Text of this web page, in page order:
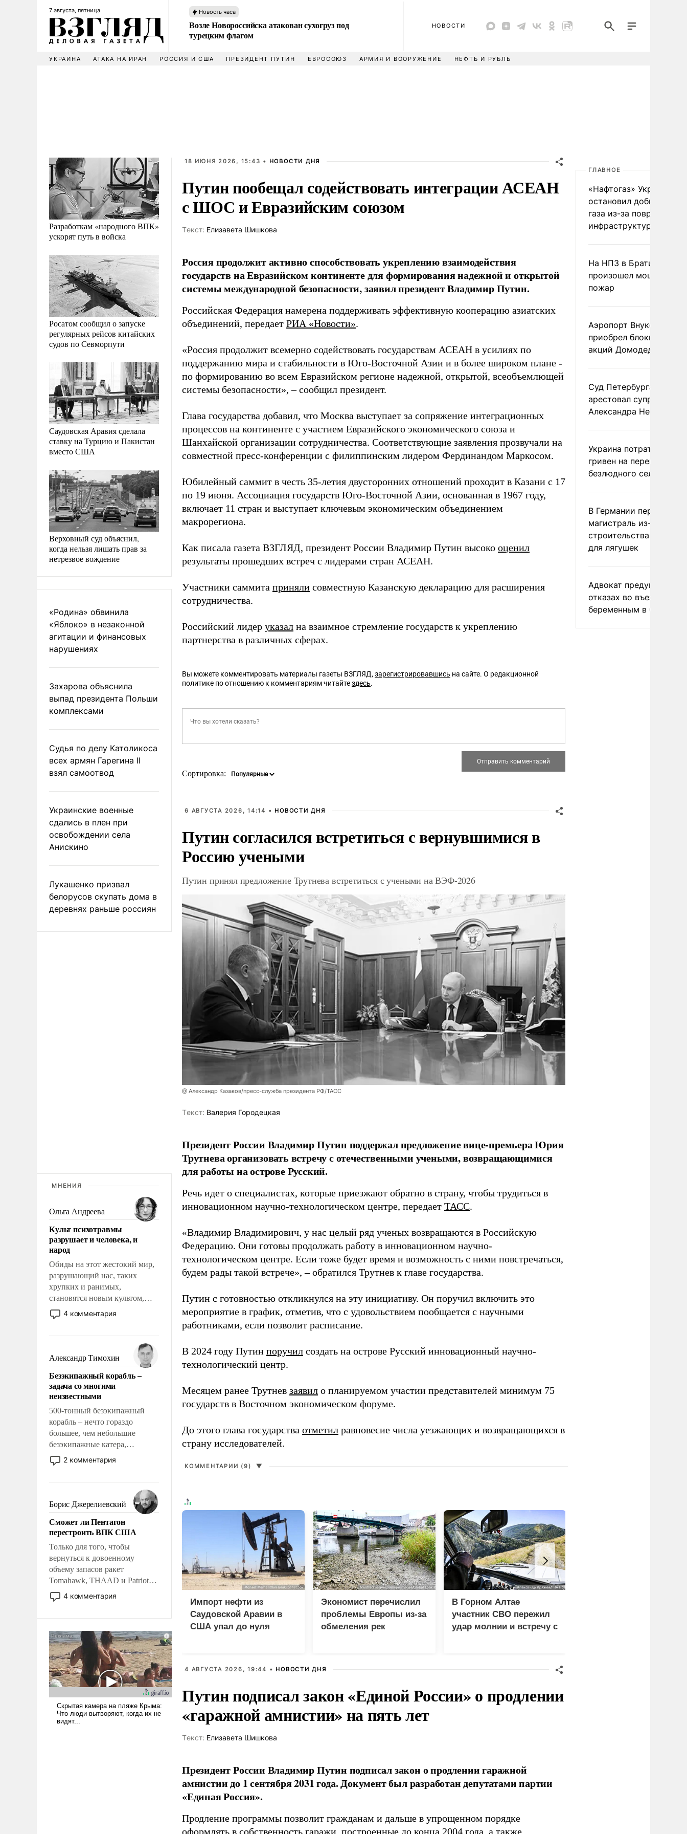
7 августа, пятница Новость часа
Возле Новороссийска атакован сухогруз под
турецким флагом
НОВОСТИ
УКРАИНА АТАКА НА ИРАН РОССИЯ И США ПРЕЗИДЕНТ ПУТИН ЕВРОСОЮЗ АРМИЯ И ВООРУЖЕНИЕ НЕФТЬ И РУБЛЬ
Разработкам «народного ВПК»
ускорят путь в войска
Росатом сообщил о запуске
регулярных рейсов китайских
судов по Севморпути
Саудовская Аравия сделала
ставку на Турцию и Пакистан
вместо США
Верховный суд объяснил,
когда нельзя лишать прав за
нетрезвое вождение
«Родина» обвинила
«Яблоко» в незаконной
агитации и финансовых
нарушениях
Захарова объяснила
выпад президента Польши
комплексами
Судья по делу Католикоса
всех армян Гарегина II
взял самоотвод
Украинские военные
сдались в плен при
освобождении села
Анискино
Лукашенко призвал
белорусов скупать дома в
деревнях раньше россиян
МНЕНИЯ
Ольга Андреева
Культ психотравмы
разрушает и человека, и
народ
Обиды на этот жестокий мир,
разрушающий нас, таких
хрупких и ранимых,
становятся новым культом,
постепенно вытесняя и
отменяя традиционное
мужественным и твердым под
ударами судьбы, брать на себя
ответственность, помогать
слабым, идти вперед и
адаптироваться.
4 комментария
Александр Тимохин
Безэкипажный корабль –
задача со многими
неизвестными
500-тонный безэкипажный
корабль – нечто гораздо
большее, чем небольшие
безэкипажные катера,
применение которых уже
стало обыденностью. Задача по
сложна и амбициозна. Однако
и ее реализация радикально
поднимет наши боевые
возможности.
2 комментария
Борис Джерелиевский
Сможет ли Пентагон
перестроить ВПК США
Только для того, чтобы
вернуться к довоенному
объему запасов ракет
Tomahawk, THAAD и Patriot
США потребуется более трех
лет. Даже небольшая война с
Сложившаяся ситуация
означает многолетний период
уязвимости США, например,
перед Китаем.
4 комментария
18 ИЮНЯ 2026, 15:43 • НОВОСТИ ДНЯ
Путин пообещал содействовать интеграции АСЕАН
с ШОС и Евразийским союзом
Tекст: Елизавета Шишкова
Россия продолжит активно способствовать укреплению взаимодействия
государств на Евразийском континенте для формирования надежной и открытой
системы международной безопасности, заявил президент Владимир Путин.
Российская Федерация намерена поддерживать эффективную кооперацию азиатских
объединений, передает РИА «Новости».
«Россия продолжит всемерно содействовать государствам АСЕАН в усилиях по
поддержанию мира и стабильности в Юго-Восточной Азии и в более широком плане -
по формированию во всем Евразийском регионе надежной, открытой, всеобъемлющей
системы безопасности», – сообщил президент.
Глава государства добавил, что Москва выступает за сопряжение интеграционных
процессов на континенте с участием Евразийского экономического союза и
Шанхайской организации сотрудничества. Соответствующие заявления прозвучали на
совместной пресс-конференции с филиппинским лидером Фердинандом Маркосом.
Юбилейный саммит в честь 35-летия двусторонних отношений проходит в Казани с 17
по 19 июня. Ассоциация государств Юго-Восточной Азии, основанная в 1967 году,
включает 11 стран и выступает ключевым экономическим объединением
макрорегиона.
Как писала газета ВЗГЛЯД, президент России Владимир Путин высоко оценил
результаты прошедших встреч с лидерами стран АСЕАН.
Участники саммита приняли совместную Казанскую декларацию для расширения
сотрудничества.
Российский лидер указал на взаимное стремление государств к укреплению
партнерства в различных сферах.
Вы можете комментировать материалы газеты ВЗГЛЯД, зарегистрировавшись на сайте. О редакционной
политике по отношению к комментариям читайтездесь.
Сортировка:
6 АВГУСТА 2026, 14:14 • НОВОСТИ ДНЯ
Путин согласился встретиться с вернувшимися в
Россию учеными
Путин принял предложение Трутнева встретиться с учеными на ВЭФ-2026
@ Александр Казаков/пресс-служба президента РФ/ТАСС
Tекст: Валерия Городецкая
Президент России Владимир Путин поддержал предложение вице-премьера Юрия
Трутнева организовать встречу с отечественными учеными, возвращающимися
для работы на острове Русский.
Речь идет о специалистах, которые приезжают обратно в страну, чтобы трудиться в
инновационном научно-технологическом центре, передает ТАСС.
«Владимир Владимирович, у нас целый ряд ученых возвращаются в Российскую
Федерацию. Они готовы продолжать работу в инновационном научно-
технологическом центре. Если тоже будет время и возможность с ними повстречаться,
будем рады такой встрече», – обратился Трутнев к главе государства.
Путин с готовностью откликнулся на эту инициативу. Он поручил включить это
мероприятие в график, отметив, что с удовольствием пообщается с научными
работниками, если позволит расписание.
В 2024 году Путин поручил создать на острове Русский инновационный научно-
технологический центр.
Месяцем ранее Трутнев заявил о планируемом участии представителей минимум 75
государств в Восточном экономическом форуме.
До этого глава государства отметил равновесие числа уезжающих и возвращающихся в
страну исследователей.
КОММЕНТАРИИ (9) ▼
Импорт нефти из
Саудовской Аравии в
США упал до нуля
Экономист перечислил
проблемы Европы из-за
обмеления рек
В Горном Алтае
участник СВО пережил
удар молнии и встречу с
4 АВГУСТА 2026, 19:44 • НОВОСТИ ДНЯ
Путин подписал закон «Единой России» о продлении
«гаражной амнистии» на пять лет
Tекст: Елизавета Шишкова
Президент России Владимир Путин подписал закон о продлении гаражной
амнистии до 1 сентября 2031 года. Документ был разработан депутатами партии
«Единая Россия».
Продление программы позволит гражданам и дальше в упрощенном порядке
оформлять в собственность гаражи, построенные до конца 2004 года, а также
ГЛАВНОЕ
«Нафтогаз» Украины
остановил добычу
газа из-за повреждения
инфраструктуры
На НПЗ в Братиславе
произошел мощный
пожар
Аэропорт Внуково
приобрел блокпакет
акций Домодедово
Суд Петербурга заочно
арестовал супругу
Александра Невзорова
Украина потратила 1
гривен на
безлюдного села
В Германии перекрыли
магистраль из-за
строительства
для лягушек
Адвокат предупредил
отказах во въезде
беременным в США